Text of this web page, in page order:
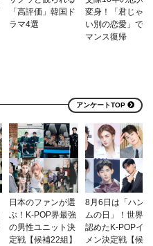
「高評価」韓国ド
ラマ4選
変身！「君じゃな
い別の恋愛」でロ
マンス復帰
アンケートTOP
日本のファンが選
ぶ！K-POP界最強
の男性ユニット決
定戦【候補22組】
8月6日は「ハンサ
ムの日」！世界が
認めたK-POPイケ
メン決定戦【候補